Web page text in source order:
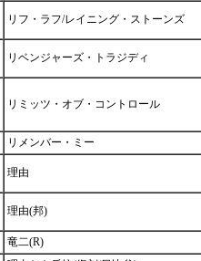
リフ・ラフ/レイニング・ストーンズ
リベンジャーズ・トラジディ
リミッツ・オブ・コントロール
リメンバー・ミー
理由
理由(邦)
竜二(R)